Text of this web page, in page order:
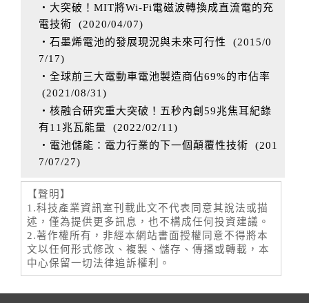
‧大突破！MIT將Wi-Fi電磁波轉換成直流電的充
電技術 (2020/04/07)
‧石墨烯電池的發展現況與未來可行性
(2015/0
7/17)
‧全球前三大電動車電池製造商佔69%的市佔率
(2021/08/31 )
‧核融合研究重大突破！五秒內創59兆焦耳紀錄
有11兆瓦能量 (2022/02/11 )
‧電池儲能：電力行業的下一個顛覆性技術 (201
7/07/27)
【聲明】
1.科技產業資訊室刊載此文不代表同意其說法或描
述，僅為提供更多訊息，也不構成任何投資建議。
2.著作權所有，非經本網站書面授權同意不得將本
文以任何形式修改、複製、儲存、傳播或轉載，本
中心保留一切法律追訴權利。